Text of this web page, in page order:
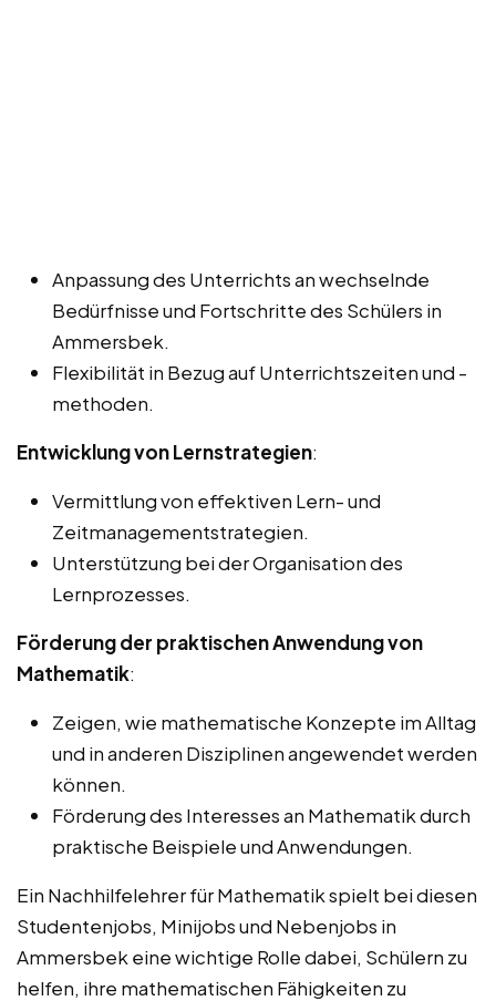
Anpassung des Unterrichts an wechselnde
Bedürfnisse und Fortschritte des Schülers in
Ammersbek.
Flexibilität in Bezug auf Unterrichtszeiten und -
methoden.
Entwicklung von Lernstrategien:
Vermittlung von effektiven Lern- und
Zeitmanagementstrategien.
Unterstützung bei der Organisation des
Lernprozesses.
Förderung der praktischen Anwendung von
Mathematik:
Zeigen, wie mathematische Konzepte im Alltag
und in anderen Disziplinen angewendet werden
können.
Förderung des Interesses an Mathematik durch
praktische Beispiele und Anwendungen.
Ein Nachhilfelehrer für Mathematik spielt bei diesen
Studentenjobs, Minijobs und Nebenjobs in
Ammersbek eine wichtige Rolle dabei, Schülern zu
helfen, ihre mathematischen Fähigkeiten zu